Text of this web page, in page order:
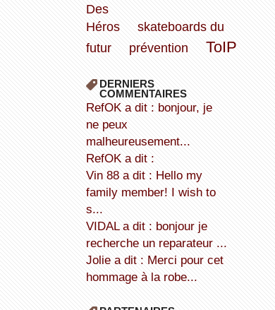
Des
Héros
skateboards du
futur
prévention ToIP
DERNIERS
COMMENTAIRES
refOK a dit : bonjour, je
ne peux
malheureusement...
refOK a dit :
Vin 88 a dit : Hello my
family member! I wish to
s...
VIDAL a dit : bonjour je
recherche un reparateur ...
Jolie a dit : Merci pour cet
hommage à la robe...